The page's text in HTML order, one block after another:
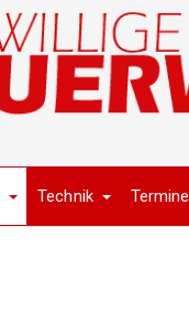
Technik Termine